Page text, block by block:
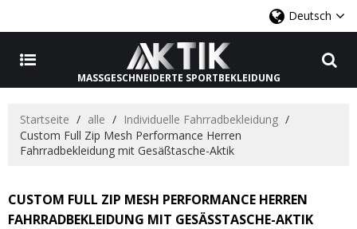
Deutsch
MASSGESCHNEIDERTE SPORTBEKLEIDUNG
Startseite / alle / Individuelle Fahrradbekleidung /
Custom Full Zip Mesh Performance Herren
Fahrradbekleidung mit Gesäßtasche-Aktik
CUSTOM FULL ZIP MESH PERFORMANCE HERREN
FAHRRADBEKLEIDUNG MIT GESÄSSTASCHE-AKTIK